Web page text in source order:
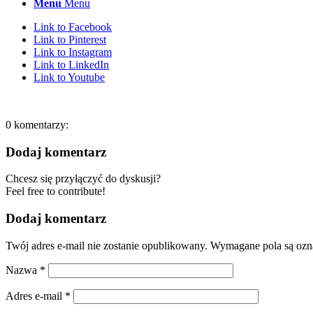
Menu Menu
Link to Facebook
Link to Pinterest
Link to Instagram
Link to LinkedIn
Link to Youtube
0 komentarzy:
Dodaj komentarz
Chcesz się przyłączyć do dyskusji?
Feel free to contribute!
Dodaj komentarz
Twój adres e-mail nie zostanie opublikowany. Wymagane pola są
Nazwa *
Adres e-mail *